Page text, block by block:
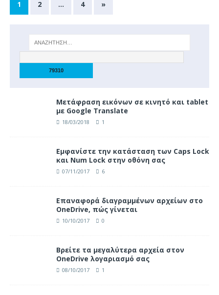
1 2 … 4 »
Μετάφραση εικόνων σε κινητό και tablet
με Google Translate
18/03/2018 1
Eμφανίστε την κατάσταση των Caps Lock
και Num Lock στην οθόνη σας
07/11/2017 6
Επαναφορά διαγραμμένων αρχείων στο
OneDrive, πώς γίνεται
10/10/2017 0
Βρείτε τα μεγαλύτερα αρχεία στον
OneDrive λογαριασμό σας
08/10/2017 1